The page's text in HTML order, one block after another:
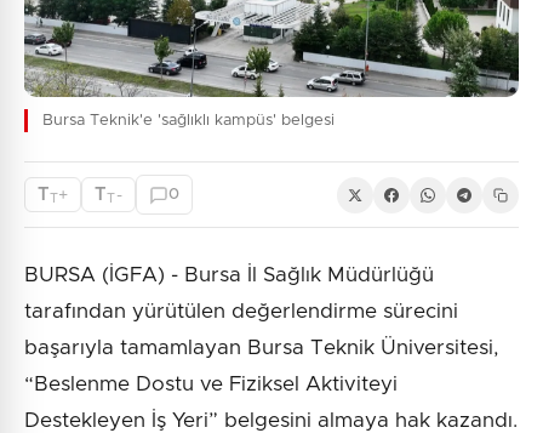
Bursa Teknik'e 'sağlıklı kampüs' belgesi
TT+ TT - 0
BURSA (İGFA) - Bursa İl Sağlık Müdürlüğü
tarafından yürütülen değerlendirme sürecini
başarıyla tamamlayan Bursa Teknik Üniversitesi,
“Beslenme Dostu ve Fiziksel Aktiviteyi
Destekleyen İş Yeri” belgesini almaya hak kazandı.